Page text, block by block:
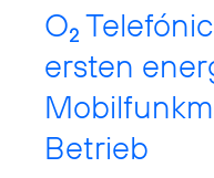
O2
ersten
Betrieb